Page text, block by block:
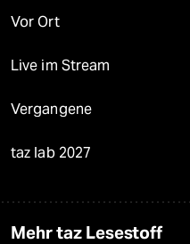
Vor Ort
Live im Stream
Vergangene
taz lab 2027
Mehr taz Lesestoff